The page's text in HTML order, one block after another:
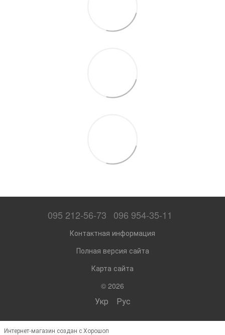
095 212-56-73 096 954-35-11
Контактная информация
Полная версия сайта
Карта сайта
© 2026
Укр Рус
Интернет-магазин создан с Хорошоп